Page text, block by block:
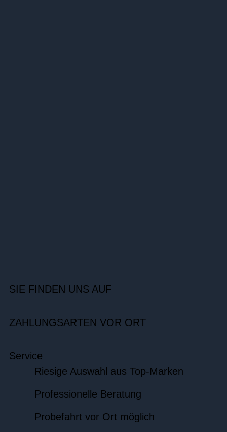
SIE FINDEN UNS AUF
ZAHLUNGSARTEN VOR ORT
Service
Riesige Auswahl aus Top-Marken
Professionelle Beratung
Probefahrt vor Ort möglich